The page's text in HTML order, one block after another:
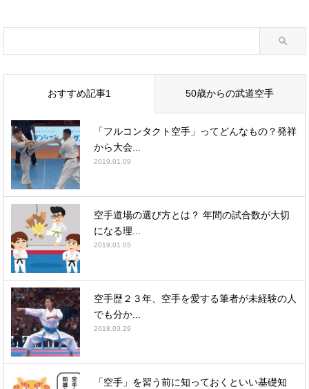
おすすめ記事1 50歳からの武道空手
「フルコンタクト空手」ってどんなもの？発祥
から大会...
2019.01.09
空手道場の選び方とは？ 年間の試合数が大切
になる理...
2019.01.05
空手歴２３年、空手を愛する筆者が未経験の人
でも分か...
2018.03.29
「空手」を習う前に知っておくといい基礎知